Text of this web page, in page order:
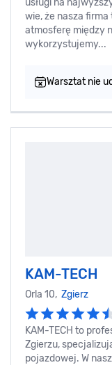
wie, że nasza firma
atmosferę między
wykorzystujemy...
Warsztat nie
KAM-TECH
Orla 10, Zgierz
KAM-TECH to
Zgierzu,
pojazdowej. W